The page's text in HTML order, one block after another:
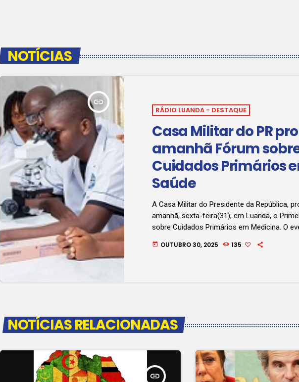
NOTÍCIAS
insert_link
RÁDIO LUANDA - DESTAQUE
Casa Militar do PR
amanhã Fórum
Cuidados Primários
Saúde
A Casa Militar do Presidente da República,
amanhã, sexta-feira(31), em Luanda, o
sobre Cuidados Primários em Medicina. O
cuidar com proximidade vai estar
today OUTUBRO 30, 2025 135
NOTÍCIAS RELACIONADAS
insert_link